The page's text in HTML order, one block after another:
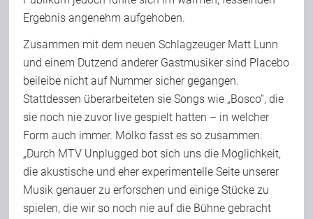
Ergebnis angenehm aufgehoben.
Zusammen mit dem neuen Schlagzeuger Matt Lunn
und einem Dutzend anderer Gastmusiker sind Placebo
beileibe nicht auf Nummer sicher gegangen.
Stattdessen überarbeiteten sie Songs wie „Bosco“, die
sie noch nie zuvor live gespielt hatten – in welcher
Form auch immer. Molko fasst es so zusammen:
„Durch MTV Unplugged bot sich uns die Möglichkeit,
die akustische und eher experimentelle Seite unserer
Musik genauer zu erforschen und einige Stücke zu
spielen, die wir so noch nie auf die Bühne gebracht